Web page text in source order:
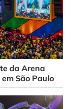
da Arena
São Paulo